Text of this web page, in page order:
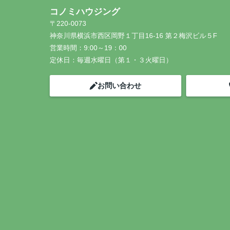
コノミハウジング
〒220-0073
神奈川県横浜市西区岡野１丁目16-16 第２梅沢ビル５F
営業時間： 9:00～19：00
定休日： 毎週水曜日（第１・３火曜日）
お問い合わせ